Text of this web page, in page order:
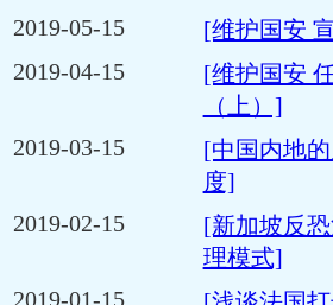
2019-05-15
[维护国安
2019-04-15
[维护国安
（上）]
2019-03-15
[中国内地
度]
2019-02-15
[新加坡反
理模式]
2019-01-15